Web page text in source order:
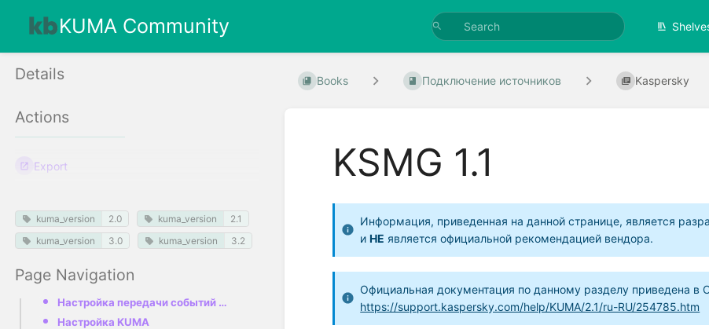
KUMA Community
Details
Actions
Export
kuma_version 2.0 kuma_version
2.1
kuma_version
3.0 kuma_version 3.2
Page Navigation
Настройка передачи событий KSMG в KUMA
Настройка KUMA
Books Подключение источников Kaspersky
KSMG 1.1
Информация, приведенная на данной странице, является
иНЕ является официальной рекомендацией вендора.
Официальная документация по данному разделу приведена в
https://support.kaspersky.com/help/KUMA/2.1/ru-RU/254785.htm